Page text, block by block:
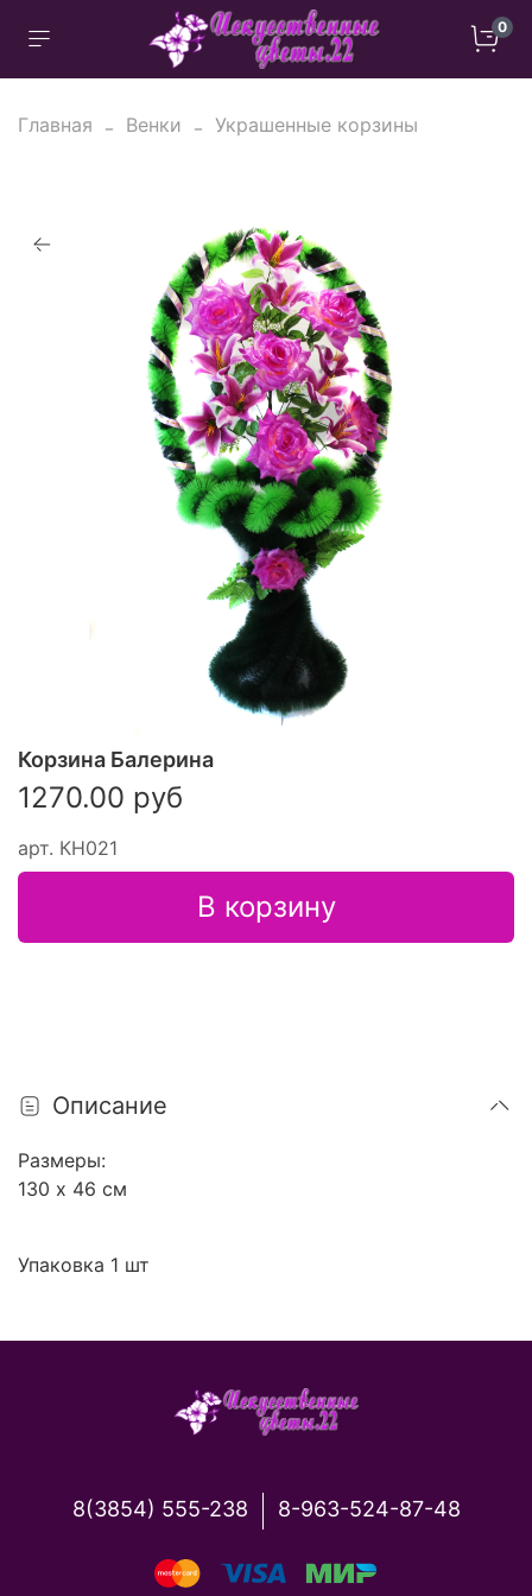
0
Главная Венки Украшенные корзины
арт. КН021
Корзина Балерина
1270.00 руб
В корзину
Описание
Размеры:
130 х 46 см
Упаковка 1 шт
8(3854) 555-238 8-963-524-87-48